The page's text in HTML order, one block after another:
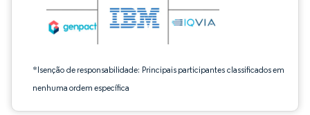
*Isenção de responsabilidade: Principais participantes classificados em
nenhuma ordem específica